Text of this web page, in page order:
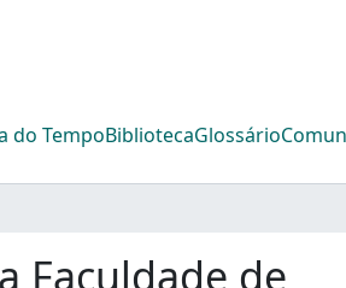
do TempoBibliotecaGlossário
Faculdade de